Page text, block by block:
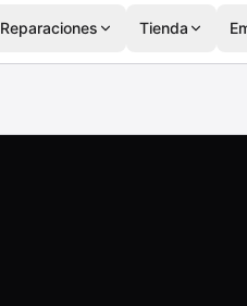
Reparaciones Tienda